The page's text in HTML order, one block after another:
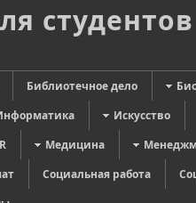
студентов
Библиотечное дело
Искусство
Медицина
Социальная работа